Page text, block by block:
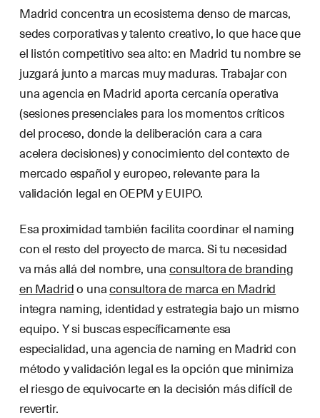
Madrid concentra un ecosistema denso de marcas,
sedes corporativas y talento creativo, lo que hace que
el listón competitivo sea alto: en Madrid tu nombre se
juzgará junto a marcas muy maduras. Trabajar con
una agencia en Madrid aporta cercanía operativa
(sesiones presenciales para los momentos críticos
del proceso, donde la deliberación cara a cara
acelera decisiones) y conocimiento del contexto de
mercado español y europeo, relevante para la
validación legal en OEPM y EUIPO.
Esa proximidad también facilita coordinar el naming
con el resto del proyecto de marca. Si tu necesidad
va más allá del nombre, unaconsultora de branding
en Madrido unaconsultora de marca en Madrid
integra naming, identidad y estrategia bajo un mismo
equipo. Y si buscas específicamente esa
especialidad, una agencia de naming en Madrid con
método y validación legal es la opción que minimiza
el riesgo de equivocarte en la decisión más difícil de
revertir.